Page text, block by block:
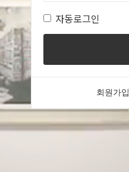
자동로그인
회원가입